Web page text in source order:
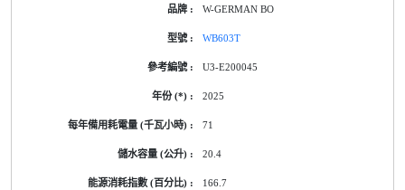
W-GERMAN BO
WB603T
U3-E200045
2025
71
20.4
166.7